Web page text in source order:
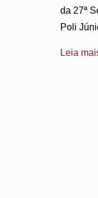
da 27ª
Poli
Leia